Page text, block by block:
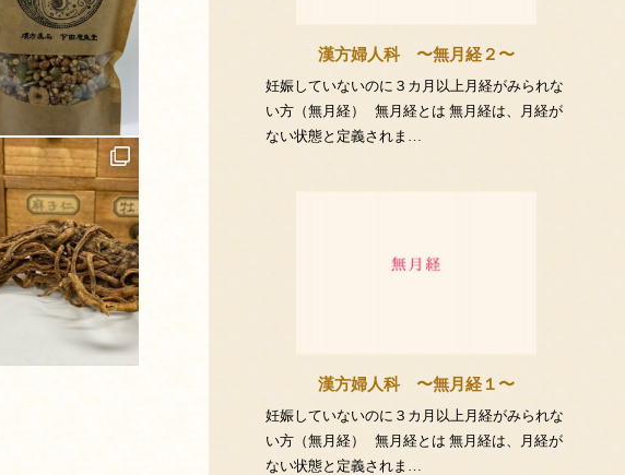
漢方婦人科 〜無月経２〜
妊娠していないのに３カ月以上月経がみられな
い方（無月経） 無月経とは 無月経は、月経が
ない状態と定義されま…
漢方婦人科 〜無月経１〜
妊娠していないのに３カ月以上月経がみられな
い方（無月経） 無月経とは 無月経は、月経が
ない状態と定義されま…